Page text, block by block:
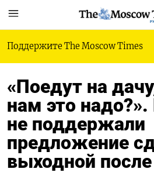
Поддержите The Moscow Times
«Поедут на
нам это
не поддержали
предложение
выходной